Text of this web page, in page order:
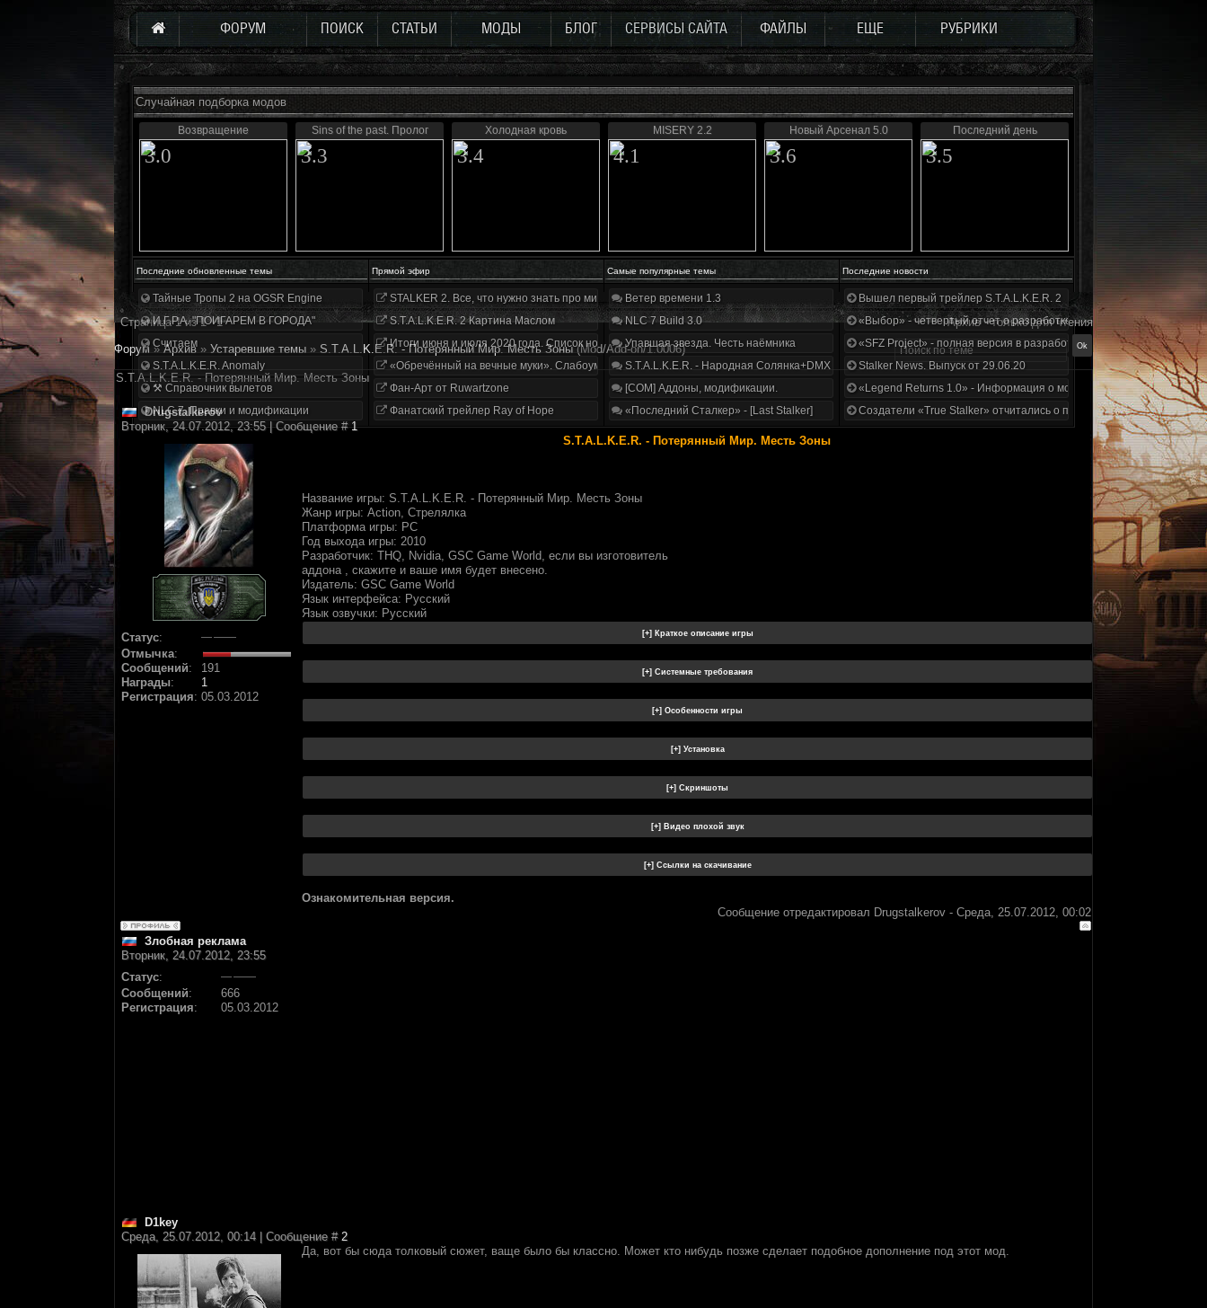
ФОРУМ ПОИСК СТАТЬИ МОДЫ БЛОГ СЕРВИСЫ САЙТА ФАЙЛЫ ЕЩЕ РУБРИКИ
Случайная подборка модов
Возвращение
3.0
Sins of the past. Пролог
3.3
Холодная кровь
3.4
MISERY 2.2
4.1
Новый Арсенал 5.0
3.6
Последний день
3.5
Последние обновленные темы Прямой эфир Самые популярные темы Последние новости
Тайные Тропы 2 на OGSR Engine
И.Г.Р.А. "ПОИГАРЕМ В ГОРОДА"
Считаем
S.T.A.L.K.E.R. Anomaly
⚒ Справочник вылетов
NLC 7. Правки и модификации
STALKER 2. Все, что нужно знать про мир, геймплей и сюжет | Разбор трейлера
S.T.A.L.K.E.R. 2 Картина Маслом
Итоги июня и июля 2020 года. Список нововведений
«Обречённый на вечные муки». Слабоумие и отвага
Фан-Арт от Ruwartzone
Фанатский трейлер Ray of Hope
Ветер времени 1.3
NLC 7 Build 3.0
Упавшая звезда. Честь наёмника
S.T.A.L.K.E.R. - Народная Солянка+DMX 1.3.5.ООП.МА.К.
[COM] Аддоны, модификации.
«Последний Сталкер» - [Last Stalker]
Вышел первый трейлер S.T.A.L.K.E.R. 2
«Выбор» - четвертый отчет о разработке!
«SFZ Project» - полная версия в разработке!
Stalker News. Выпуск от 29.06.20
«Legend Returns 1.0» - Информация о моде за июнь 2020
Создатели «True Stalker» отчитались о проделанной работе
Страница1из1 1
Архив - только для чтения
Форум » Архив » Устаревшие темы » S.T.A.L.K.E.R. - Потерянный Мир. Месть Зоны (Mod/Add-on/1.0006)
S.T.A.L.K.E.R. - Потерянный Мир. Месть Зоны
Drugstalkerov
Вторник, 24.07.2012, 23:55 | Сообщение #1
Статус:
Отмычка:
Сообщений:
191
Награды:
1
Регистрация: 05.03.2012
S.T.A.L.K.E.R. - Потерянный Мир. Месть Зоны
Название игры: S.T.A.L.K.E.R. - Потерянный Мир. Месть Зоны
Жанр игры: Action, Стрелялка
Платформа игры: PC
Год выхода игры: 2010
Разработчик: THQ, Nvidia, GSC Game World, если вы изготовитель
аддона , скажите и ваше имя будет внесено.
Издатель: GSC Game World
Язык интерфейса: Русский
Язык озвучки: Русский
Ознакомительная версия.
Сообщение отредактировал Drugstalkerov - Среда, 25.07.2012, 00:02
Злобная реклама
Вторник, 24.07.2012, 23:55
Статус:
Сообщений:
666
Регистрация: 05.03.2012
D1key
Среда, 25.07.2012, 00:14 | Сообщение # 2
Да, вот бы сюда толковый сюжет, ваще было бы классно. Может кто нибудь позже сделает подобное дополнение под этот мод.